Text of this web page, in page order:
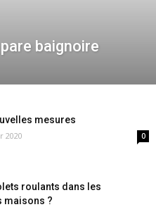
baignoire
mesures
2020 0
roulants dans les
maisons ?